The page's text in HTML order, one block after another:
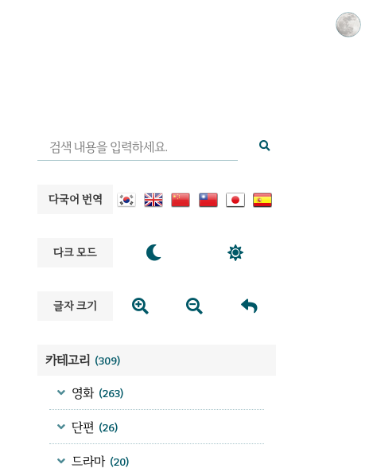
다국어 번역
다크 모드  
글자 크기   
카테고리 (309)
영화 (263)
단편 (26)
드라마 (20)